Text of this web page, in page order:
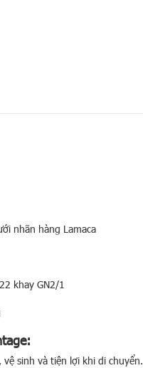
nhãn hàng Lamaca
khay GN2/1
sinh và tiện lợi khi di chuyển.